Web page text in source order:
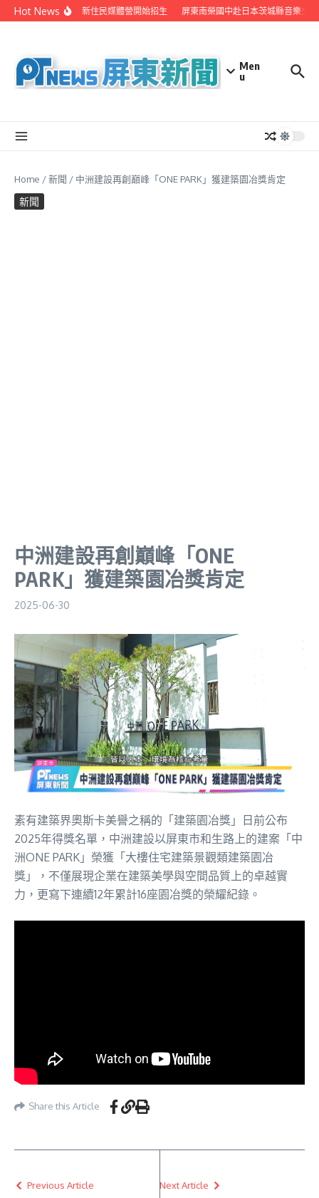
Skip to content
Hot News
手在地電視業者 辦新住民媒體營開始招生 屏東南榮國中赴日本茨城縣音樂交
Men
u
Home /新聞 / 中洲建設再創巔峰「ONE PARK」獲建築園冶獎肯定
新聞
中洲建設再創巔峰「ONE
PARK」獲建築園冶獎肯定
2025-06-30
素有建築界奧斯卡美譽之稱的「建築園冶獎」日前公布
2025年得獎名單，中洲建設以屏東市和生路上的建案「中
洲ONE PARK」榮獲「大樓住宅建築景觀類建築園冶
獎」，不僅展現企業在建築美學與空間品質上的卓越實
力，更寫下連續12年累計16座園冶獎的榮耀紀錄。
Share this Article
Previous Article Next Article